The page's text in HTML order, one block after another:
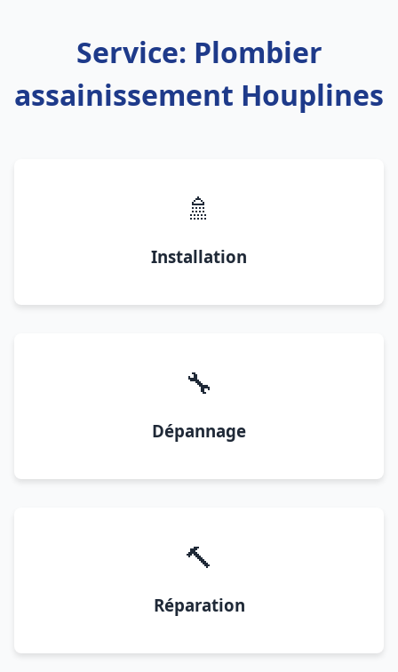
Service: Plombier
assainissement Houplines
🚿
Installation
🔧
Dépannage
🔨
Réparation